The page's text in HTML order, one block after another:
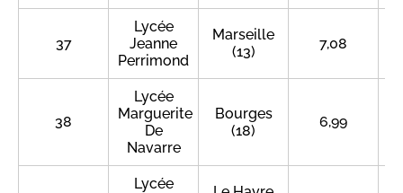
37
Lycée
Jeanne
Perrimond
Marseille
(13)
7,08
38
Lycée
Marguerite
De
Navarre
Bourges
(18)
6,99
Lycée